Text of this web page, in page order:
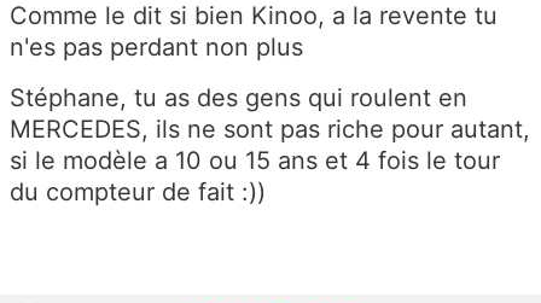
Comme le dit si bien Kinoo, a la revente tu
n'es pas perdant non plus
Stéphane, tu as des gens qui roulent en
MERCEDES, ils ne sont pas riche pour autant,
si le modèle a 10 ou 15 ans et 4 fois le tour
du compteur de fait :))